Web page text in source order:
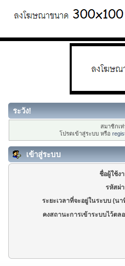
ระวัง!
สมาชิกเ
โปรดเข้าสู่ระบบ หรือ
เข้าสู่ระบบ
ชื่อผู้ใช้ง
รหัสผ่
ระยะเวลาที่จะอยู่ในระบบ (นา
คงสถานะการเข้าระบบไว้ตล